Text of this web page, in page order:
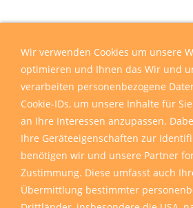
Wir verwenden Cookies um unsere
optimieren und Ihnen das Wir und
verarbeiten personenbezogene
Cookie-IDs, um unsere Inhalte für
an Ihre Interessen anzupassen.
Ihre Geräteeigenschaften zur
benötigen wir und unsere Partner
Zustimmung. Diese umfasst auch
Übermittlung bestimmter